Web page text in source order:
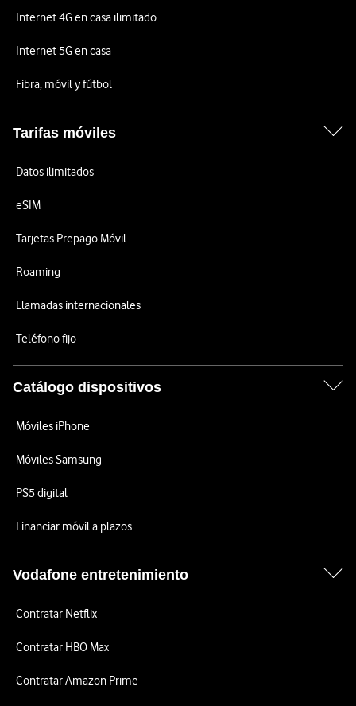
Internet 4G en casa ilimitado
Internet 5G en casa
Fibra, móvil y fútbol
Tarifas móviles
Datos ilimitados
eSIM
Tarjetas Prepago Móvil
Roaming
Llamadas internacionales
Teléfono fijo
Catálogo dispositivos
Móviles iPhone
Móviles Samsung
PS5 digital
Financiar móvil a plazos
Vodafone entretenimiento
Contratar Netflix
Contratar HBO Max
Contratar Amazon Prime